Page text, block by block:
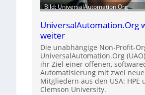
Bild: UniversalAutomation.Org
UniversalAutomation.Org
weiter
Die unabhängige Non-Profit-
UniversalAutomation.Org
ihr Ziel einer offenen,
Automatisierung mit zwei
Mitgliedern aus den USA: HPE
Clemson University.